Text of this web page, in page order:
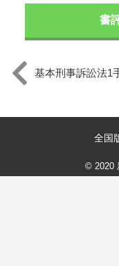
書
基本刑事訴訟法1
全国
© 2020